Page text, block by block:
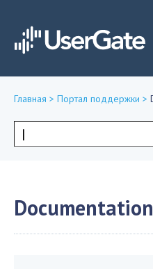
здесь
Главная > Портал поддержки >
Форма
Documentation